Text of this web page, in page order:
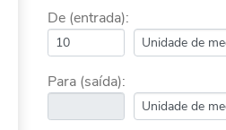
De (entrada):
Para (saída):